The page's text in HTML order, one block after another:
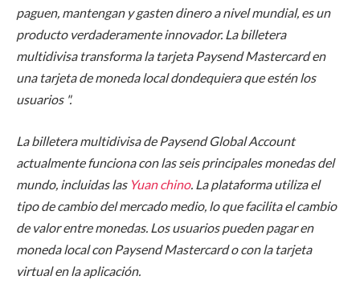
paguen, mantengan y gasten dinero a nivel mundial, es un
producto verdaderamente innovador. La billetera
multidivisa transforma la tarjeta Paysend Mastercard en
una tarjeta de moneda local dondequiera que estén los
usuarios ".
La billetera multidivisa de Paysend Global Account
actualmente funciona con las seis principales monedas del
mundo, incluidas las Yuan chino. La plataforma utiliza el
tipo de cambio del mercado medio, lo que facilita el cambio
de valor entre monedas. Los usuarios pueden pagar en
moneda local con Paysend Mastercard o con la tarjeta
virtual en la aplicación.